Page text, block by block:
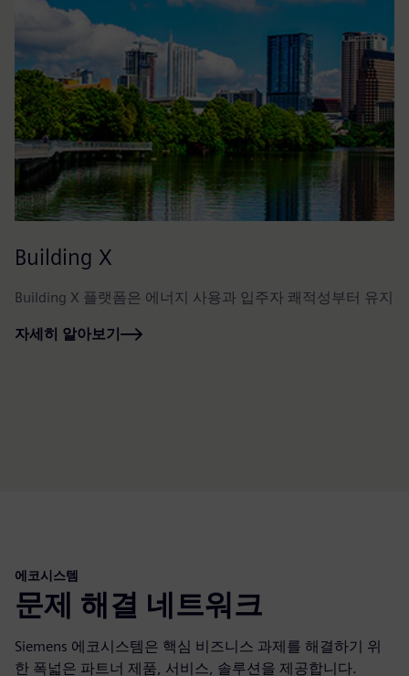
Building X
Building X 플랫폼은 에너지 사용과 입주자 쾌적성부터 유지
자세히 알아보기
에코시스템
문제 해결 네트워크
Siemens 에코시스템은 핵심 비즈니스 과제를 해결하기 위
한 폭넓은 파트너 제품, 서비스, 솔루션을 제공합니다.